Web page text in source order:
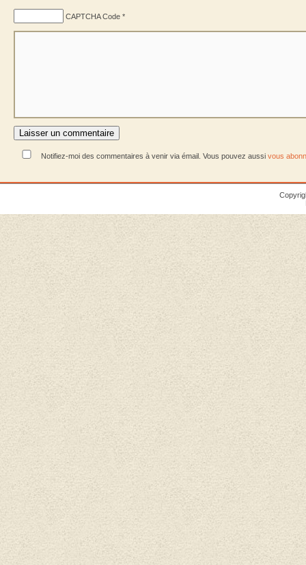
CAPTCHA Code *
Notifiez-moi des commentaires à venir via émail. Vous pouvez aussi vous